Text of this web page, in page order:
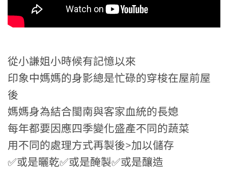
從小謙姐小時候有記憶以來
印象中媽媽的身影總是忙碌的穿梭在屋前屋
後
媽媽身為結合閩南與客家血統的長媳
每年都要因應四季變化盛產不同的蔬菜
用不同的處理方式再製後>加以儲存
✅或是曬乾✅或是醃製✅或是釀造